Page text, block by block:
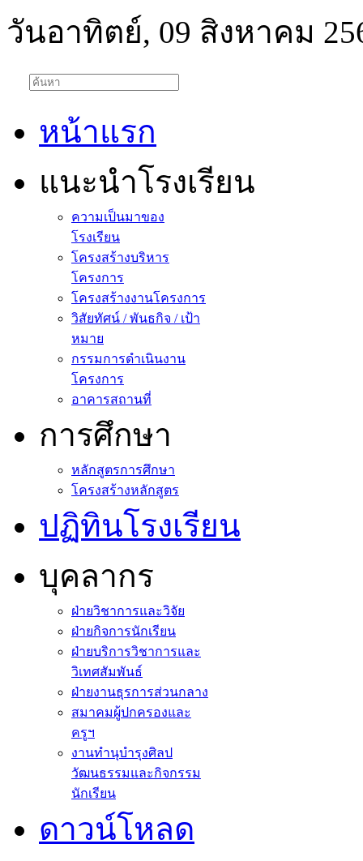
วันอาทิตย์, 09 สิงหาคม
หน้าแรก
แนะนำโรงเรียน
ความเป็นมาของ
โรงเรียน
โครงสร้างบริหาร
โครงการ
โครงสร้างงานโครงการ
วิสัยทัศน์ / พันธกิจ / เป้า
หมาย
กรรมการดำเนินงาน
โครงการ
อาคารสถานที่
การศึกษา
หลักสูตรการศึกษา
โครงสร้างหลักสูตร
ปฏิทินโรงเรียน
บุคลากร
ฝ่ายวิชาการและวิจัย
ฝ่ายกิจการนักเรียน
ฝ่ายบริการวิชาการและ
วิเทศสัมพันธ์
ฝ่ายงานธุรการส่วนกลาง
สมาคมผู้ปกครองและ
ครูฯ
งานทำนุบำรุงศิลป
วัฒนธรรมและกิจกรรม
นักเรียน
ดาวน์โหลด